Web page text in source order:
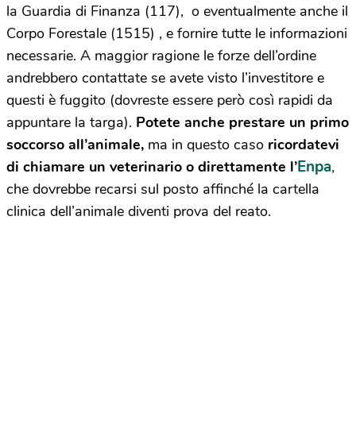
la Guardia di Finanza (117), o eventualmente anche il
Corpo Forestale (1515) , e fornire tutte le informazioni
necessarie. A maggior ragione le forze dell’ordine
andrebbero contattate se avete visto l’investitore e
questi è fuggito (dovreste essere però così rapidi da
appuntare la targa). Potete anche prestare un primo
soccorso all’animale, ma in questo caso ricordatevi
di chiamare un veterinario o direttamente l’Enpa,
che dovrebbe recarsi sul posto affinché la cartella
clinica dell’animale diventi prova del reato.